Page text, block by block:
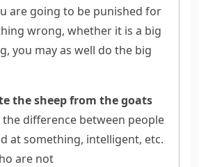
are going to be punished for
wrong, whether it is a big
you may as well do the big
the sheep from the goats
difference between people
at something, intelligent, etc.
are not